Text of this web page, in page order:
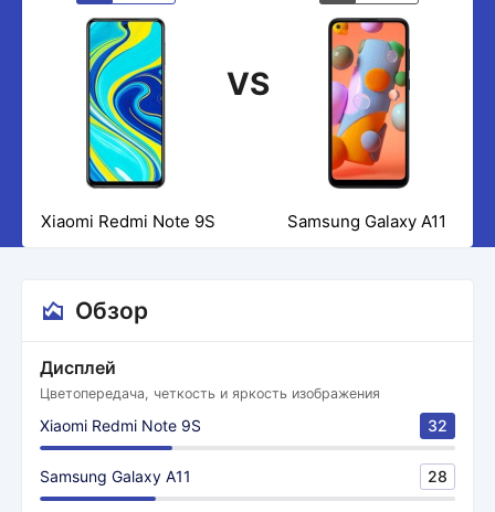
VS
Xiaomi Redmi Note 9S Samsung Galaxy A11
Обзор
Дисплей
Цветопередача, четкость и яркость изображения
Xiaomi Redmi Note 9S 32
Samsung Galaxy A11 28